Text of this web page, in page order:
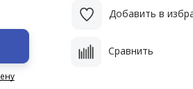
Добавить в
Сравнить